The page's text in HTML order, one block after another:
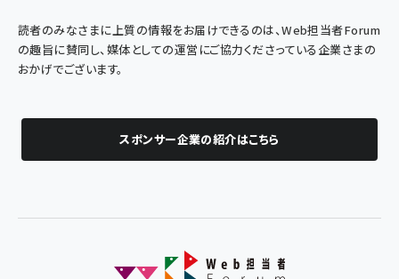
読者のみなさまに上質の情報をお届けできるのは、Web担当者Forum
の趣旨に賛同し、媒体としての運営にご協力くださっている企業さまの
おかげでございます。
スポンサー企業の紹介はこちら